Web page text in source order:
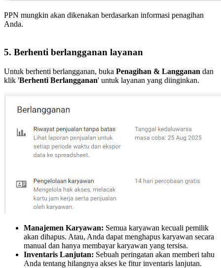
PPN mungkin akan dikenakan berdasarkan informasi penagihan
Anda.
5. Berhenti berlangganan layanan
Untuk berhenti berlangganan, buka Penagihan & Langganan dan
klik 'Berhenti Berlangganan' untuk layanan yang diinginkan.
Manajemen Karyawan: Semua karyawan kecuali pemilik
akan dihapus. Atau, Anda dapat menghapus karyawan secara
manual dan hanya membayar karyawan yang tersisa.
Inventaris Lanjutan: Sebuah peringatan akan memberi tahu
Anda tentang hilangnya akses ke fitur inventaris lanjutan.